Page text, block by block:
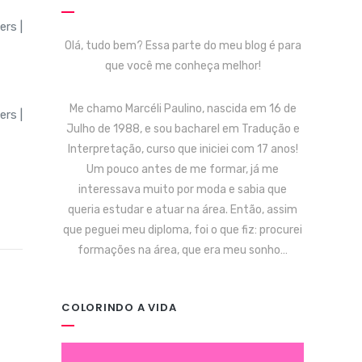
Olá, tudo bem? Essa parte do meu blog é para
que você me conheça melhor!
Me chamo Marcéli Paulino, nascida em 16 de
Julho de 1988, e sou bacharel em Tradução e
Interpretação, curso que iniciei com 17 anos!
Um pouco antes de me formar, já me
interessava muito por moda e sabia que
queria estudar e atuar na área. Então, assim
que peguei meu diploma, foi o que fiz: procurei
formações na área, que era meu sonho…
COLORINDO A VIDA